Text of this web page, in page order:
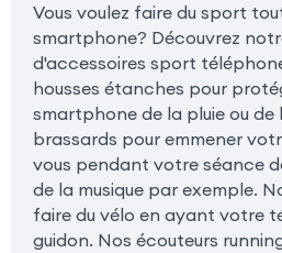
Vous voulez faire du sport
smartphone? Découvrez
d'accessoires sport
housses étanches pour
smartphone de la pluie ou
brassards pour emmener
vous pendant votre séance
de la musique par exemple.
faire du vélo en ayant votre
guidon. Nos écouteurs